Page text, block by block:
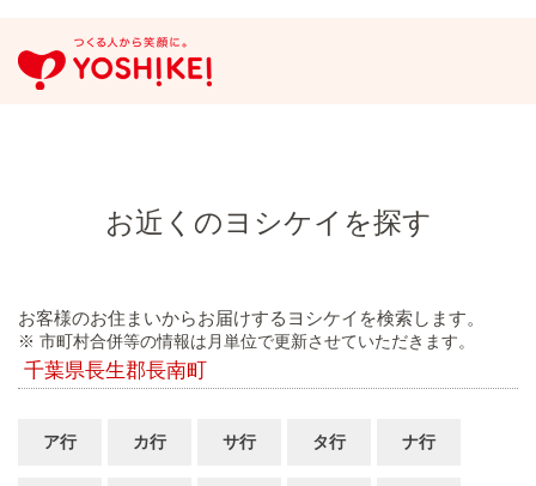
お近くのヨシケイを探す
お客様のお住まいからお届けするヨシケイを検索します。
※ 市町村合併等の情報は月単位で更新させていただきます。
千葉県長生郡長南町
ア行 カ行 サ行 タ行 ナ行